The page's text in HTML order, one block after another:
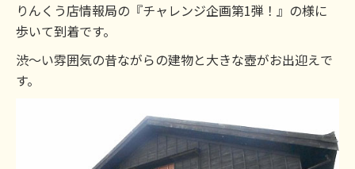
りんくう店情報局の『チャレンジ企画第1弾！』の様に
歩いて到着です。
渋～い雰囲気の昔ながらの建物と大きな壺がお出迎えで
す。